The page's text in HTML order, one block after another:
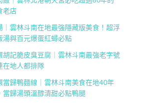
老店
｜雲林斗南在地最強隱藏版美食！超浮
湯與百元爆蛋紅蟳必點
胡記脆皮臭豆腐｜雲林斗南最強老字號
在地人都排隊
當歸鴨麵線｜雲林斗南美食在地40年
當歸湯頭溫醇清甜必點鴨腿